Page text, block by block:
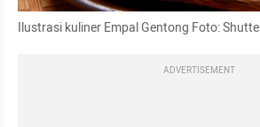
Ilustrasi kuliner Empal Gentong Foto:
ADVERTISEMENT